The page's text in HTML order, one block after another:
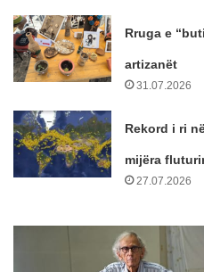
Rruga e
artizanët
31.07.2026
Rekord i ri
mijëra
27.07.2026